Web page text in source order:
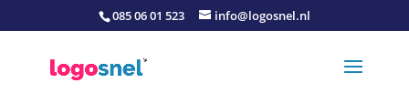
085 06 01 523 info@logosnel.nl